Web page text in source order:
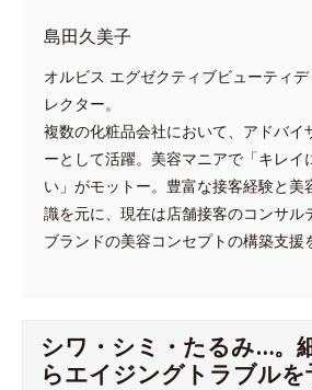
島田久美子
オルビス エグゼクティブビューティデ
レクター。
複数の化粧品会社において、アドバイ
ーとして活躍。美容マニアで「キレイ
い」がモットー。豊富な接客経験と美
識を元に、現在は店舗接客のコンサル
ブランドの美容コンセプトの構築支援
シワ・シミ・たるみ…。
らエイジングトラブルを